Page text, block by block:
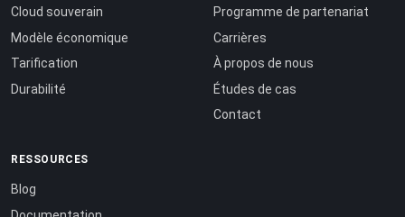
Cloud souverain
Modèle économique
Tarification
Durabilité
Programme de partenariat
Carrières
À propos de nous
Études de cas
Contact
RESSOURCES
Blog